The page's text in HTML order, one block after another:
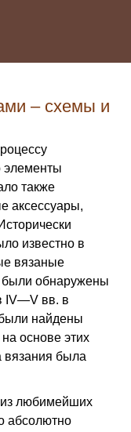
– схемы и
элементы
также
аксессуары,
известно в
вязаные
были обнаружены
IV—V вв. в
были найдены
основе этих
вязания была
любимейших
абсолютно